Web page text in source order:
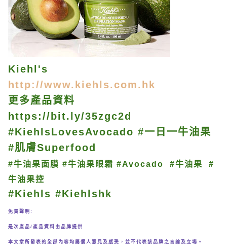
Kiehl's
http://www.kiehls.com.hk
更多產品資料
https://bit.ly/35zgc2d
#KiehlsLovesAvocado #一日一牛油果
#肌膚Superfood
#牛油果面膜 #牛油果眼霜 #Avocado #牛油果 #
牛油果控
#Kiehls #Kiehlshk
免責聲明:
是次產品/產品資料由品牌提供
本文章所發表的全部內容均屬個人意見及感受，並不代表該品牌之言論及立場。